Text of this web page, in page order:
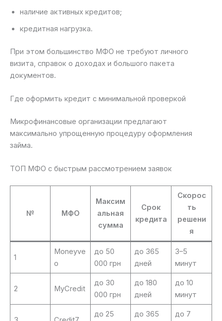
наличие активных кредитов;
кредитная нагрузка.
При этом большинство МФО не требуют личного
визита, справок о доходах и большого пакета
документов.
Где оформить кредит с минимальной проверкой
Микрофинансовые организации предлагают
максимально упрощенную процедуру оформления
займа.
ТОП МФО с быстрым рассмотрением заявок
№ МФО
Максим
альная
сумма
Срок
кредита
Скорос
ть
решени
я
1
Moneyve
o
до 50
000 грн
до 365
дней
3–5
минут
2 MyCredit
до 30
000 грн
до 180
дней
до 10
минут
до 25 до 365 до 7